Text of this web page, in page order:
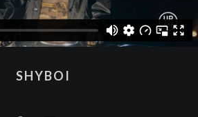
SHYBOI